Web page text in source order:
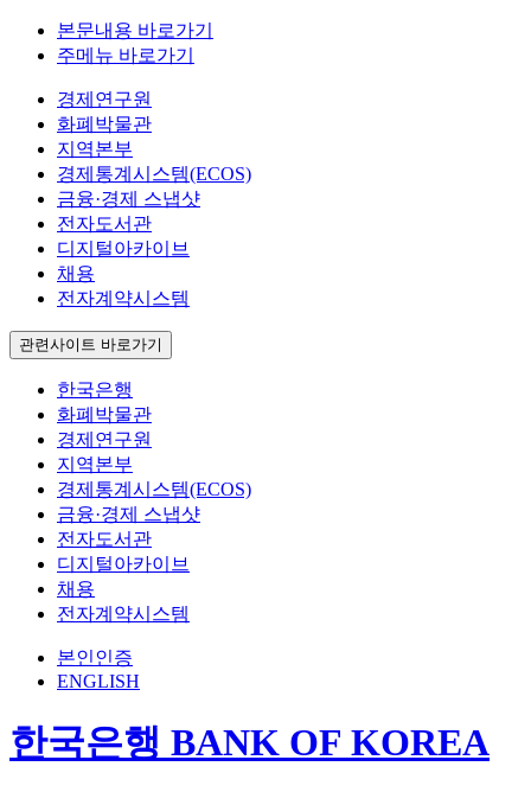
본문내용 바로가기
주메뉴 바로가기
경제연구원
화폐박물관
지역본부
경제통계시스템(ECOS)
금융·경제 스냅샷
전자도서관
디지털아카이브
채용
전자계약시스템
관련사이트 바로가기
한국은행
화폐박물관
경제연구원
지역본부
경제통계시스템(ECOS)
금융·경제 스냅샷
전자도서관
디지털아카이브
채용
전자계약시스템
본인인증
ENGLISH
한국은행 BANK OF KOREA